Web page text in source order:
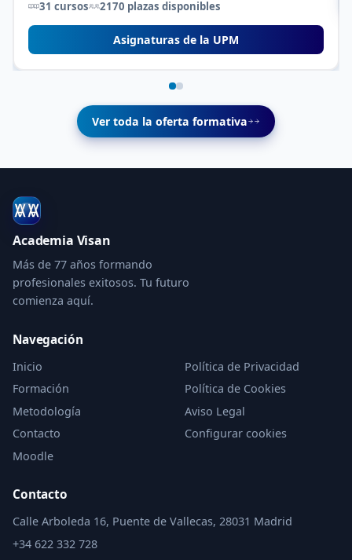
31 cursos 2170 plazas disponibles
Asignaturas de la UPM
Ver toda la oferta formativa
Academia Visan
Más de 77 años formando
profesionales exitosos. Tu futuro
comienza aquí.
Navegación
Inicio
Formación
Metodología
Contacto
Moodle
Política de Privacidad
Política de Cookies
Aviso Legal
Configurar cookies
Contacto
Calle Arboleda 16, Puente de Vallecas, 28031 Madrid
+34 622 332 728